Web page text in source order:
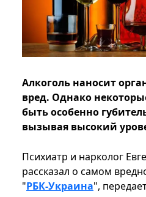
Алкоголь наносит
вред. Однако
быть особенно
вызывая высокий
Психиатр и нарколог
рассказал о самом
"РБК-Украина",